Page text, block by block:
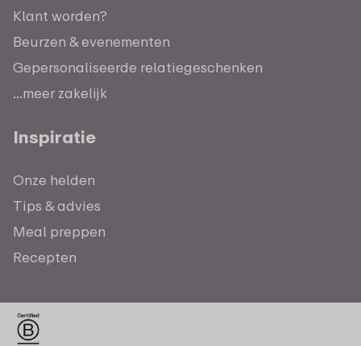
Klant worden?
Beurzen & evenementen
Gepersonaliseerde relatiegeschenken
...meer zakelijk
Inspiratie
Onze helden
Tips & advies
Meal preppen
Recepten